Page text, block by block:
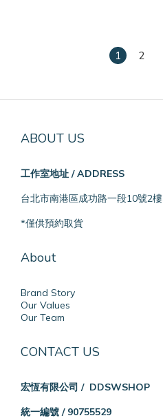
1 2
ABOUT US
工作室地址 / ADDRESS
台北市南港區成功路一段10號2樓
*僅供預約取貨
About
Brand Story
Our Values
Our Team
CONTACT US
宏恆有限公司 / DDSWSHOP
統一編號 / 90755529